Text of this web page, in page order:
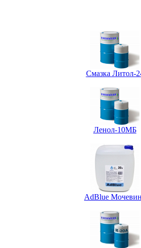
Смазка Литол-
Ленол-10МБ
AdBlue